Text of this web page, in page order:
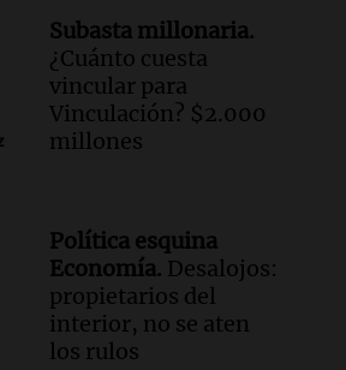
todos
un asalto millonario a
Talamochita en Villa
en San Miguel de
433 luminarias
14 meses
Subasta millonaria.
¿Cuánto cuesta
vincular para
Vinculación? $2.000
millones
Política esquina
Economía. Desalojos:
propietarios del
interior, no se aten
los rulos